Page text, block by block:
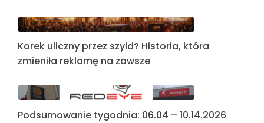
Korek uliczny przez szyld? Historia, która
zmieniła reklamę na zawsze
Podsumowanie tygodnia: 06.04 – 10.14.2026